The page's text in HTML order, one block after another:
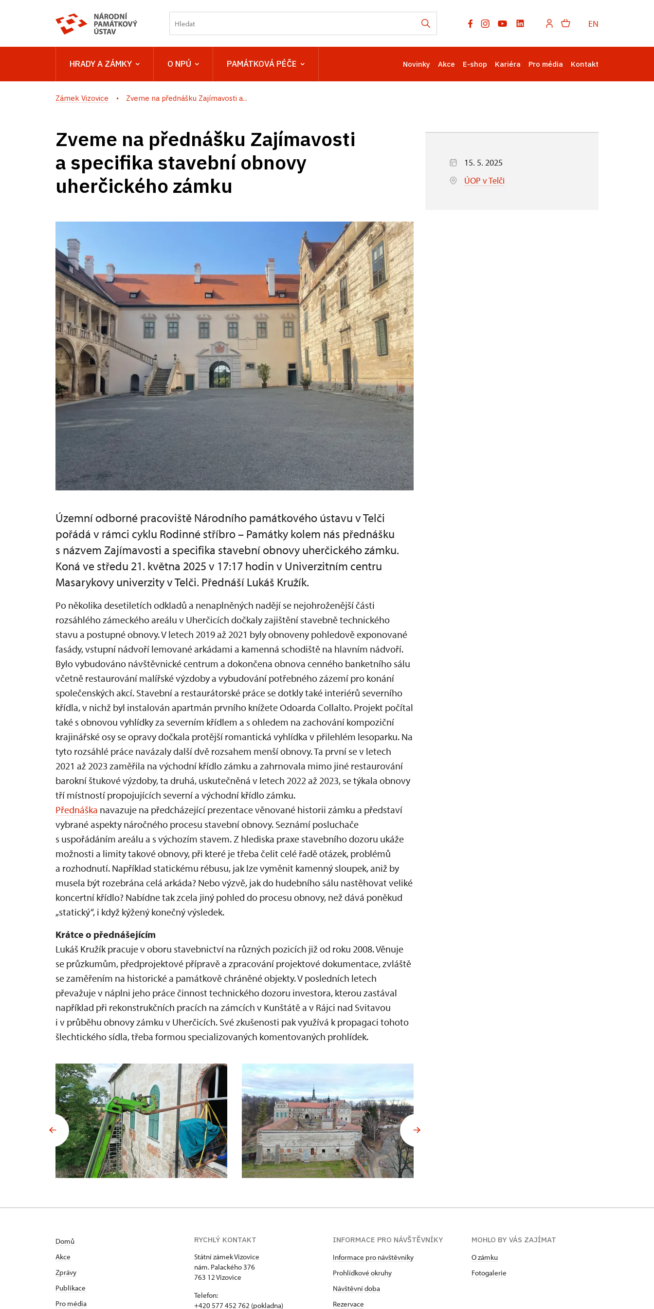
EN
HRADY A ZÁMKY O NPÚ PAMÁTKOVÁ PÉČE Novinky Akce E-shop Kariéra Pro média Kontakt
Zámek Vizovice Zveme na přednášku Zajímavosti a...
Zveme na přednášku Zajímavosti
a specifika stavební obnovy
uherčického zámku
Územní odborné pracoviště Národního památkového ústavu v Telči
pořádá v rámci cyklu Rodinné stříbro – Památky kolem nás přednášku
s názvem Zajímavosti a specifika stavební obnovy uherčického zámku.
Koná ve středu 21. května 2025 v 17:17 hodin v Univerzitním centru
Masarykovy univerzity v Telči. Přednáší Lukáš Kružík.
Po několika desetiletích odkladů a nenaplněných nadějí se nejohroženější části
rozsáhlého zámeckého areálu v Uherčicích dočkaly zajištění stavebně technického
stavu a postupné obnovy. V letech 2019 až 2021 byly obnoveny pohledově exponované
fasády, vstupní nádvoří lemované arkádami a kamenná schodiště na hlavním nádvoří.
Bylo vybudováno návštěvnické centrum a dokončena obnova cenného banketního sálu
včetně restaurování malířské výzdoby a vybudování potřebného zázemí pro konání
společenských akcí. Stavební a restaurátorské práce se dotkly také interiérů severního
křídla, v nichž byl instalován apartmán prvního knížete Odoarda Collalto. Projekt počítal
také s obnovou vyhlídky za severním křídlem a s ohledem na zachování kompoziční
krajinářské osy se opravy dočkala protější romantická vyhlídka v přilehlém lesoparku. Na
tyto rozsáhlé práce navázaly další dvě rozsahem menší obnovy. Ta první se v letech
2021 až 2023 zaměřila na východní křídlo zámku a zahrnovala mimo jiné restaurování
barokní štukové výzdoby, ta druhá, uskutečněná v letech 2022 až 2023, se týkala obnovy
tří místností propojujících severní a východní křídlo zámku.
Přednáška navazuje na předcházející prezentace věnované historii zámku a představí
vybrané aspekty náročného procesu stavební obnovy. Seznámí posluchače
s uspořádáním areálu a s výchozím stavem. Z hlediska praxe stavebního dozoru ukáže
možnosti a limity takové obnovy, při které je třeba čelit celé řadě otázek, problémů
a rozhodnutí. Například statickému rébusu, jak lze vyměnit kamenný sloupek, aniž by
musela být rozebrána celá arkáda? Nebo výzvě, jak do hudebního sálu nastěhovat veliké
koncertní křídlo? Nabídne tak zcela jiný pohled do procesu obnovy, než dává poněkud
„statický“, i když kýžený konečný výsledek.
Krátce o přednášejícím
Lukáš Kružík pracuje v oboru stavebnictví na různých pozicích již od roku 2008. Věnuje
se průzkumům, předprojektové přípravě a zpracování projektové dokumentace, zvláště
se zaměřením na historické a památkově chráněné objekty. V posledních letech
převažuje v náplni jeho práce činnost technického dozoru investora, kterou zastával
například při rekonstrukčních pracích na zámcích v Kunštátě a v Rájci nad Svitavou
i v průběhu obnovy zámku v Uherčicích. Své zkušenosti pak využívá k propagaci tohoto
šlechtického sídla, třeba formou specializovaných komentovaných prohlídek.
15. 5. 2025
ÚOP v Telči
Domů
Akce
Zprávy
Publikace
Pro média
RYCHLÝ KONTAKT
Státní zámek Vizovice
nám. Palackého 376
763 12 Vizovice
Telefon:
+420 577 452 762 (pokladna)
INFORMACE PRO NÁVŠTĚVNÍKY
Informace pro návštěvníky
Prohlídkové okruhy
Návštěvní doba
Rezervace
MOHLO BY VÁS ZAJÍMAT
O zámku
Fotogalerie